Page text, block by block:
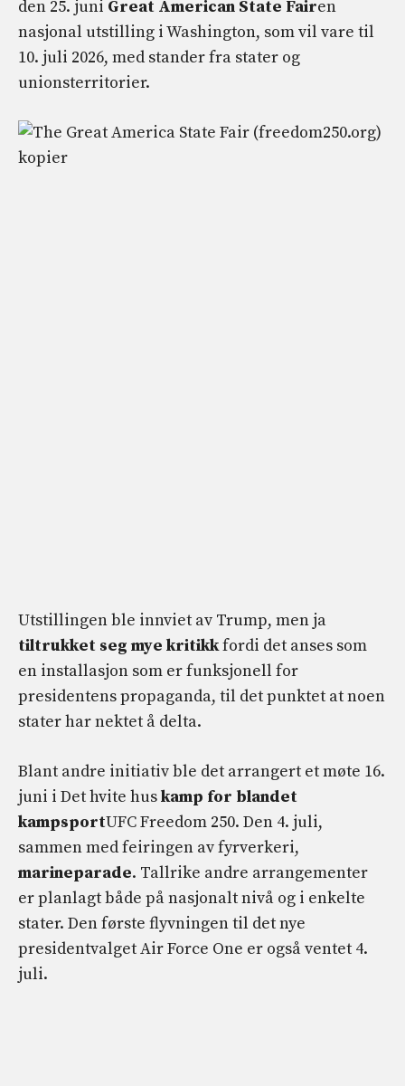
den 25. juni Great American State Fairen
nasjonal utstilling i Washington, som vil vare til
10. juli 2026, med stander fra stater og
unionsterritorier.
Utstillingen ble innviet av Trump, men ja
tiltrukket seg mye kritikkfordi det anses som
en installasjon som er funksjonell for
presidentens propaganda, til det punktet at noen
stater har nektet å delta.
Blant andre initiativ ble det arrangert et møte 16.
juni i Det hvite huskamp for blandet
kampsportUFC Freedom 250. Den 4. juli,
sammen med feiringen av fyrverkeri,
marineparade. Tallrike andre arrangementer
er planlagt både på nasjonalt nivå og i enkelte
stater. Den første flyvningen til det nye
presidentvalget Air Force One er også ventet 4.
juli.